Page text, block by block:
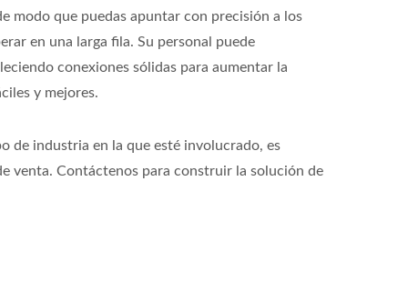
modo que puedas apuntar con precisión a los
en una larga fila. Su personal puede
conexiones sólidas para aumentar la
y mejores.
de industria en la que esté involucrado, es
venta. Contáctenos para construir la solución de